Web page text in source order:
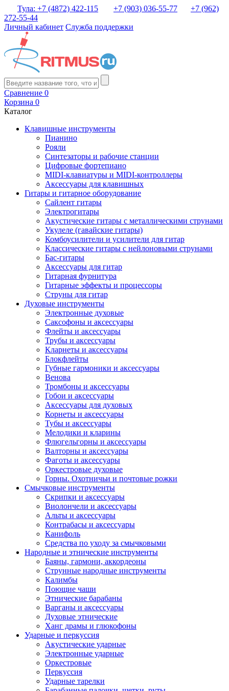
Тула: +7 (4872) 422-115 +7 (903) 036-55-77
+7 (962)
272-55-44
Личный кабинет Служба поддержки
Сравнение 0
Корзина 0
Каталог
Клавишные инструменты
Пианино
Рояли
Синтезаторы и рабочие станции
Цифровые фортепиано
MIDI-клавиатуры и MIDI-контроллеры
Аксессуары для клавишных
Гитары и гитарное оборудование
Сайлент гитары
Электрогитары
Акустические гитары с металлическими струнами
Укулеле (гавайские гитары)
Комбоусилители и усилители для гитар
Классические гитары с нейлоновыми струнами
Бас-гитары
Аксессуары для гитар
Гитарная фурнитура
Гитарные эффекты и процессоры
Струны для гитар
Духовые инструменты
Электронные духовые
Саксофоны и аксессуары
Флейты и аксессуары
Трубы и аксессуары
Кларнеты и аксессуары
Блокфлейты
Губные гармоники и аксессуары
Венова
Тромбоны и аксессуары
Гобои и аксессуары
Аксессуары для духовых
Корнеты и аксессуары
Тубы и аксессуары
Мелодики и кларины
Флюгельгорны и аксессуары
Валторны и аксессуары
Фаготы и аксессуары
Оркестровые духовые
Горны. Охотничьи и почтовые рожки
Смычковые инструменты
Скрипки и аксессуары
Виолончели и аксессуары
Альты и аксессуары
Контрабасы и аксессуары
Канифоль
Средства по уходу за смычковыми
Народные и этнические инструменты
Баяны, гармони, аккордеоны
Струнные народные инструменты
Калимбы
Поющие чаши
Этнические барабаны
Варганы и аксессуары
Духовые этнические
Ханг драмы и глюкофоны
Ударные и перкуссия
Акустические ударные
Электронные ударные
Оркестровые
Перкуссия
Ударные тарелки